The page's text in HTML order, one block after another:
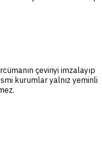
çeviriyi imzalayıp
kurumlar yalnız yeminli